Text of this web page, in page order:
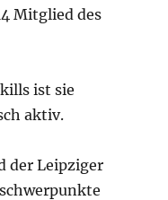
Mitglied des
ist sie
aktiv.
der Leipziger